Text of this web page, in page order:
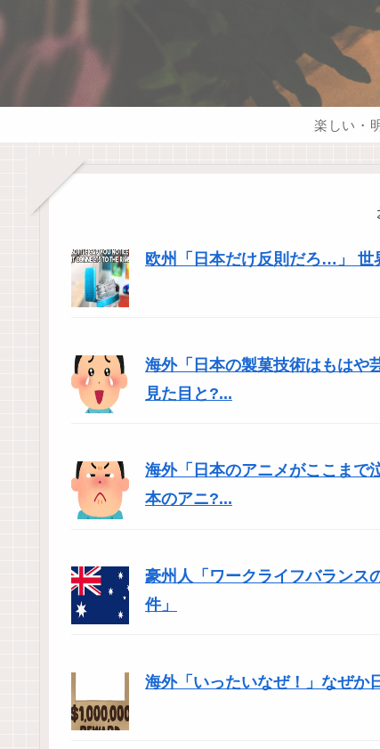
楽しい・
欧州「日本だけ反則だろ…」 世
海外「日本の製菓技術はもはや
見た目と?...
海外「日本のアニメがここまで
本のアニ?...
豪州人「ワークライフバランス
件」
海外「いったいなぜ！」なぜか